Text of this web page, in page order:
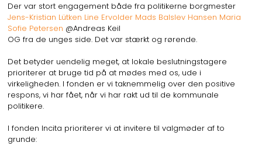
Der var stort engagement både fra politikerne borgmester
Jens-Kristian Lütken Line Ervolder Mads Balslev Hansen Maria
Sofie Petersen @Andreas Keil
OG fra de unges side. Det var stærkt og rørende.
Det betyder uendelig meget, at lokale beslutningstagere
prioriterer at bruge tid på at mødes med os, ude i
virkeligheden. I fonden er vi taknemmelig over den positive
respons, vi har fået, når vi har rakt ud til de kommunale
politikere.
I fonden Incita prioriterer vi at invitere til valgmøder af to
grunde: